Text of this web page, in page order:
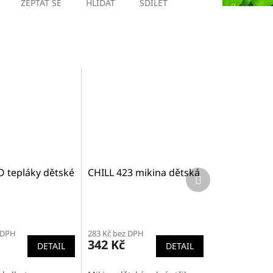
ZEPTAT SE HLÍDAT SDÍLET
tepláky dětské
DETAIL
CHILL 423 mikina dětská
283 Kč bez DPH
342 Kč DETAIL
Další
produkt